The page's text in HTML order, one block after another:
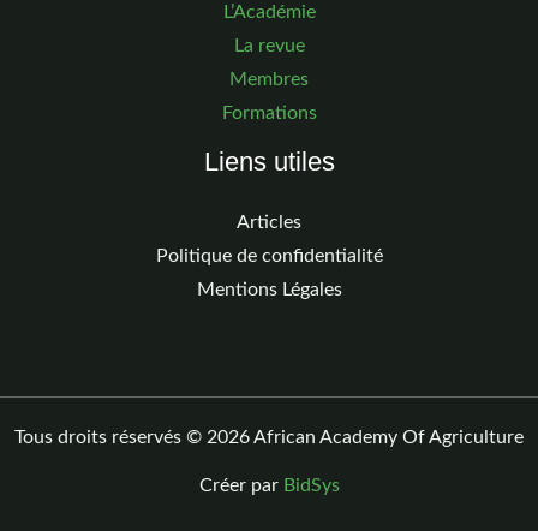
L’Académie
La revue
Membres
Formations
Liens utiles
Articles
Politique de confidentialité
Mentions Légales
Tous droits réservés © 2026 African Academy Of Agriculture
Créer par BidSys